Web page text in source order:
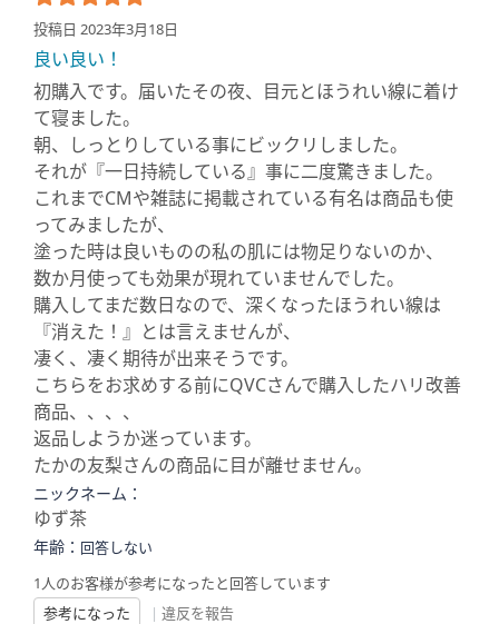
投稿日 2023年3月18日
良い良い！
初購入です。届いたその夜、目元とほうれい線に着け
て寝ました。
朝、しっとりしている事にビックリしました。
それが『一日持続している』事に二度驚きました。
これまでCMや雑誌に掲載されている有名は商品も使
ってみましたが、
塗った時は良いものの私の肌には物足りないのか、
数か月使っても効果が現れていませんでした。
購入してまだ数日なので、深くなったほうれい線は
『消えた！』とは言えませんが、
凄く、凄く期待が出来そうです。
こちらをお求めする前にQVCさんで購入したハリ改善
商品、、、、
返品しようか迷っています。
たかの友梨さんの商品に目が離せません。
ニックネーム：
ゆず茶
年齢： 回答しない
1人のお客様が参考になったと回答しています
参考になった
| 違反を報告